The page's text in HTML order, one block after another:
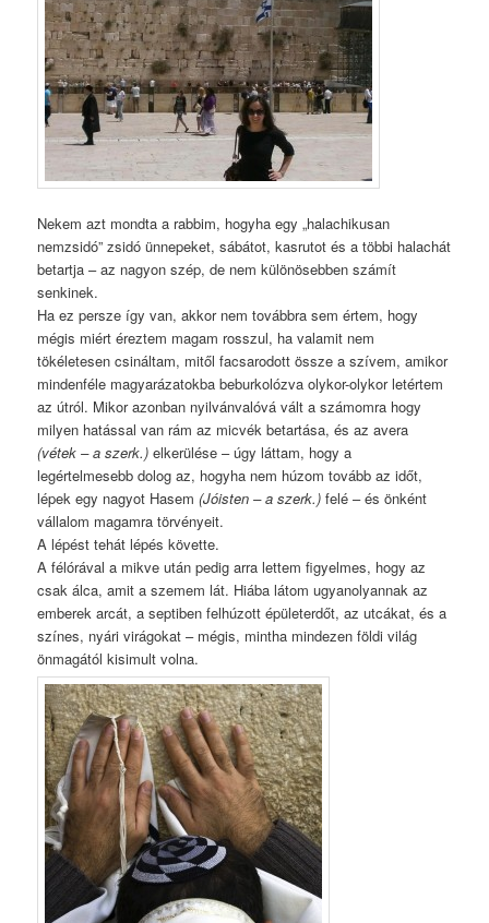
Nekem azt mondta a rabbim, hogyha egy „halachikusan
nemzsidó” zsidó ünnepeket, sábátot, kasrutot és a többi halachát
betartja – az nagyon szép, de nem különösebben számít
senkinek.
Ha ez persze így van, akkor nem továbbra sem értem, hogy
mégis miért éreztem magam rosszul, ha valamit nem
tökéletesen csináltam, mitől facsarodott össze a szívem, amikor
mindenféle magyarázatokba beburkolózva olykor-olykor letértem
az útról. Mikor azonban nyilvánvalóvá vált a számomra hogy
milyen hatással van rám az micvék betartása, és az avera
(vétek – a szerk.) elkerülése – úgy láttam, hogy a
legértelmesebb dolog az, hogyha nem húzom tovább az időt,
lépek egy nagyot Hasem(Jóisten – a szerk.) felé – és önként
vállalom magamra törvényeit.
A lépést tehát lépés követte.
A félórával a mikve után pedig arra lettem figyelmes, hogy az
csak álca, amit a szemem lát. Hiába látom ugyanolyannak az
emberek arcát, a septiben felhúzott épületerdőt, az utcákat, és a
színes, nyári virágokat – mégis, mintha mindezen földi világ
önmagától kisimult volna.